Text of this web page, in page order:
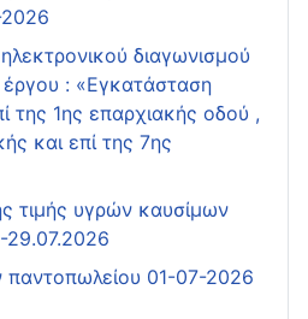
διαγωνισμού
: «Εγκατάσταση
της 1ης επαρχιακής οδού ,
και επί της 7ης
τιμής υγρών καυσίμων
29.07.2026
παντοπωλείου 01-07-2026